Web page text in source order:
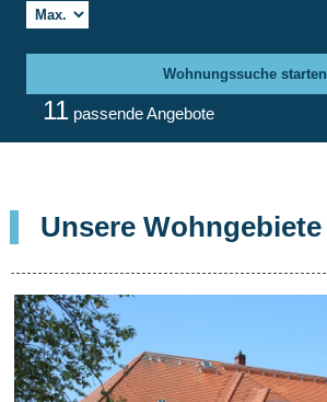
Wohnungssuche starten
11 passende Angebote
Unsere Wohngebiete